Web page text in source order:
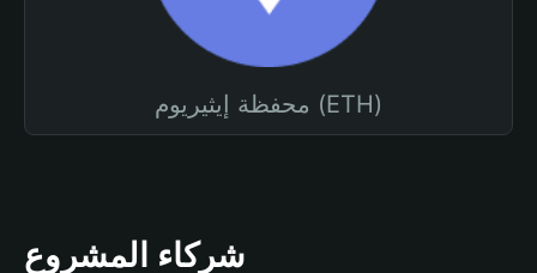
محفظة إيثيريوم (ETH)
شركاء المشروع